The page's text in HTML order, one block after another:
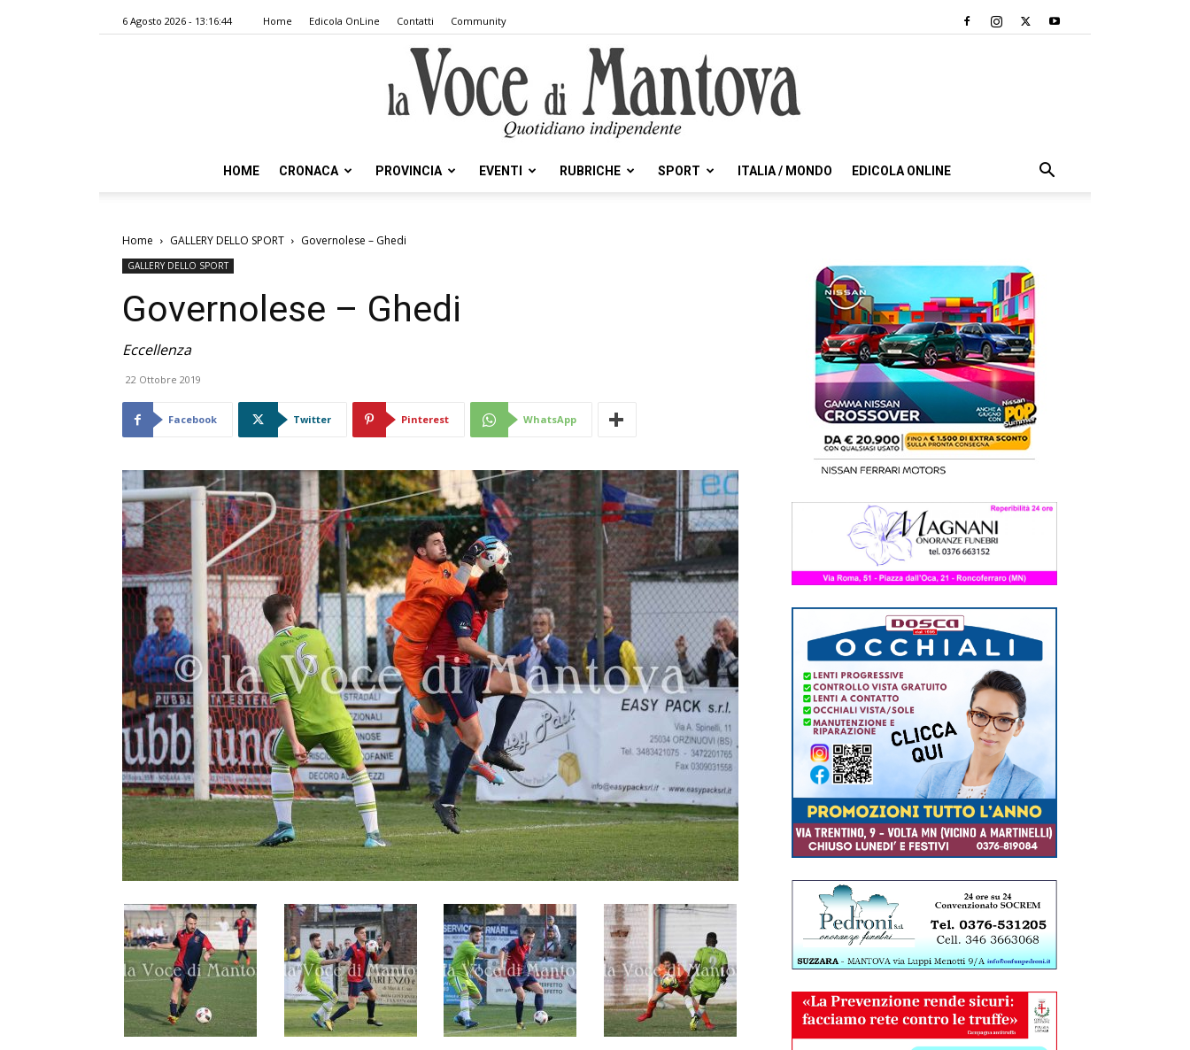
6 Agosto 2026 - 13:16:44 Home Edicola OnLine Contatti Community
Mantova
HOME CRONACA PROVINCIA EVENTI RUBRICHE SPORT ITALIA / MONDO EDICOLA ONLINE
Home GALLERY DELLO SPORT Governolese – Ghedi
GALLERY DELLO SPORT
Governolese – Ghedi
Eccellenza
22 Ottobre 2019
Facebook Twitter Pinterest WhatsApp